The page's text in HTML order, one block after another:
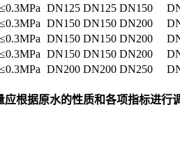
≤0.3MPa DN125 DN125 DN150
≤0.3MPa DN150 DN150 DN200
≤0.3MPa DN150 DN150 DN200
≤0.3MPa DN150 DN150 DN200
≤0.3MPa DN200 DN200 DN250
应根据原水的性质和各项指标进行